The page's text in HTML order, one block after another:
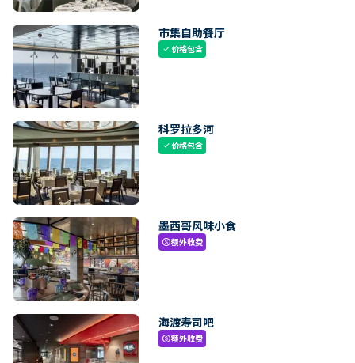
市集自助餐厅
check价格包含
科罗拉多河
check价格包含
墨西哥风味小食
paid额外收费
海渡寿司吧
paid额外收费